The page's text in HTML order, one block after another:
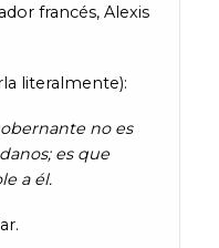
francés, Alexis
literalmente):
no es
es que
a él.